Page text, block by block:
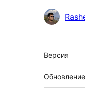
Участники
Мета
Версия